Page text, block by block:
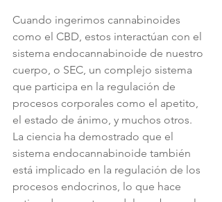
Cuando ingerimos cannabinoides
como el CBD, estos interactúan con el
sistema endocannabinoide de nuestro
cuerpo, o SEC, un complejo sistema
que participa en la regulación de
procesos corporales como el apetito,
el estado de ánimo, y muchos otros.
La ciencia ha demostrado que el
sistema endocannabinoide también
está implicado en la regulación de los
procesos endocrinos, lo que hace